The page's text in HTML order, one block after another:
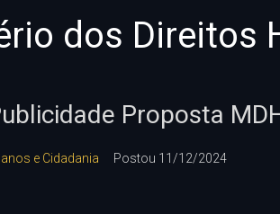
dos Direitos
Proposta
e Cidadania Postou 11/12/2024